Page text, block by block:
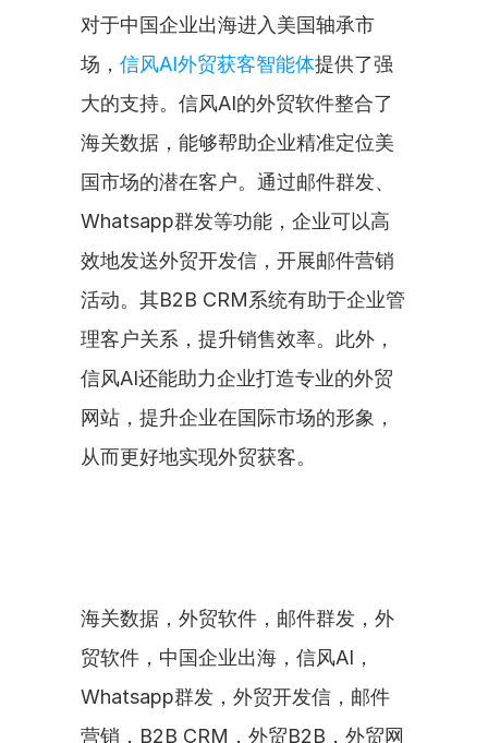
对于中国企业出海进入美国轴承市
场， 信风AI外贸获客智能体提供了强
大的支持。信风AI的外贸软件整合了
海关数据，能够帮助企业精准定位美
国市场的潜在客户。通过邮件群发、
Whatsapp群发等功能，企业可以高
效地发送外贸开发信，开展邮件营销
活动。其B2B CRM系统有助于企业管
理客户关系，提升销售效率。此外，
信风AI还能助力企业打造专业的外贸
网站，提升企业在国际市场的形象，
从而更好地实现外贸获客。
海关数据，外贸软件，邮件群发，外
贸软件，中国企业出海，信风AI，
Whatsapp群发，外贸开发信，邮件
营销，B2B CRM，外贸B2B，外贸网